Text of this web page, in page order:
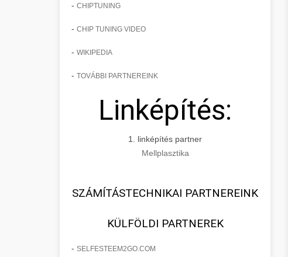
- CHIPTUNING
- CHIP TUNING VIDEO
- WIKIPEDIA
- TOVÁBBI PARTNEREINK
Linképítés:
1. linképítés partner
Mellplasztika
SZÁMÍTÁSTECHNIKAI PARTNEREINK
KÜLFÖLDI PARTNEREK
- SELFESTEEM2GO.COM